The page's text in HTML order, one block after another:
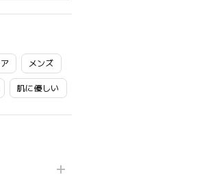
メンズ
肌に優しい